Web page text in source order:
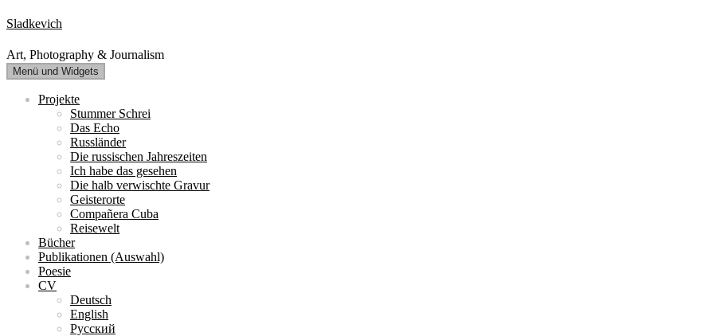
Zum
Inhalt
springen
Sladkevich
Art, Photography & Journalism
Menü und Widgets
Projekte
Stummer Schrei
Das Echo
Russländer
Die russischen Jahreszeiten
Ich habe das gesehen
Die halb verwischte Gravur
Geisterorte
Compañera Cuba
Reisewelt
Bücher
Publikationen (Auswahl)
Poesie
CV
Deutsch
English
Русский